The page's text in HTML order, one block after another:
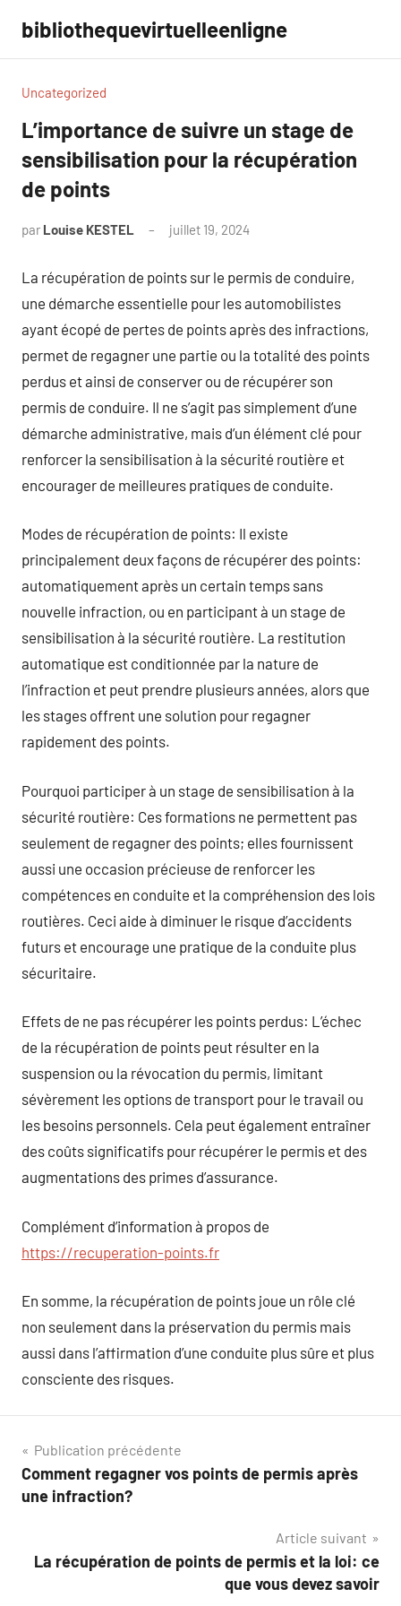
contenu
bibliothequevirtuelleenligne
Uncategorized
L’importance de suivre un stage de
sensibilisation pour la récupération
de points
par Louise KESTEL juillet 19, 2024
La récupération de points sur le permis de conduire,
une démarche essentielle pour les automobilistes
ayant écopé de pertes de points après des infractions,
permet de regagner une partie ou la totalité des points
perdus et ainsi de conserver ou de récupérer son
permis de conduire. Il ne s’agit pas simplement d’une
démarche administrative, mais d’un élément clé pour
renforcer la sensibilisation à la sécurité routière et
encourager de meilleures pratiques de conduite.
Modes de récupération de points: Il existe
principalement deux façons de récupérer des points:
automatiquement après un certain temps sans
nouvelle infraction, ou en participant à un stage de
sensibilisation à la sécurité routière. La restitution
automatique est conditionnée par la nature de
l’infraction et peut prendre plusieurs années, alors que
les stages offrent une solution pour regagner
rapidement des points.
Pourquoi participer à un stage de sensibilisation à la
sécurité routière: Ces formations ne permettent pas
seulement de regagner des points; elles fournissent
aussi une occasion précieuse de renforcer les
compétences en conduite et la compréhension des lois
routières. Ceci aide à diminuer le risque d’accidents
futurs et encourage une pratique de la conduite plus
sécuritaire.
Effets de ne pas récupérer les points perdus: L’échec
de la récupération de points peut résulter en la
suspension ou la révocation du permis, limitant
sévèrement les options de transport pour le travail ou
les besoins personnels. Cela peut également entraîner
des coûts significatifs pour récupérer le permis et des
augmentations des primes d’assurance.
Complément d’information à propos de
https://recuperation-points.fr
En somme, la récupération de points joue un rôle clé
non seulement dans la préservation du permis mais
aussi dans l’affirmation d’une conduite plus sûre et plus
consciente des risques.
Navigation
de
Publication précédente
Comment regagner vos points de permis après
une infraction?
Article suivant
La récupération de points de permis et la loi: ce
que vous devez savoir